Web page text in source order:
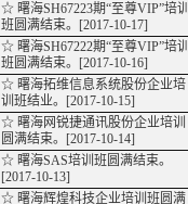
☆ 曙海SH67223期“至尊VIP”培训
班圆满结束。[2017-10-17]
☆ 曙海SH67222期“至尊VIP”培训
班圆满结束。[2017-10-16]
☆ 曙海拓维信息系统股份企业培
训班结业。[2017-10-15]
☆ 曙海网锐捷通讯股份企业培训
圆满结束。[2017-10-14]
☆ 曙海SAS培训班圆满结束。
[2017-10-13]
☆ 曙海辉煌科技企业培训班圆满